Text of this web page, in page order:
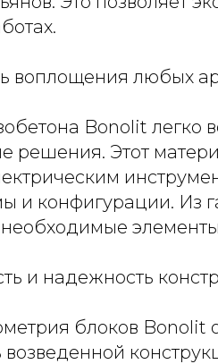
воплощения любых
Bonolit легко
решения. Этот
и конфигурации. Из
необходимые
и надежность
блоков Bonolit
возведенной